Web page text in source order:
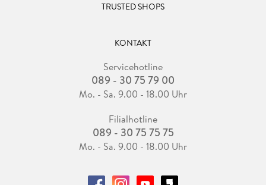
TRUSTED SHOPS
KONTAKT
Servicehotline
089 - 30 75 79 00
Mo. - Sa. 9.00 - 18.00 Uhr
Filialhotline
089 - 30 75 75 75
Mo. - Sa. 9.00 - 18.00 Uhr